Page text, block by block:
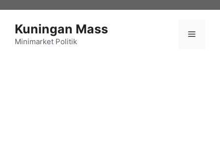
Kuningan Mass
Minimarket Politik
Menu